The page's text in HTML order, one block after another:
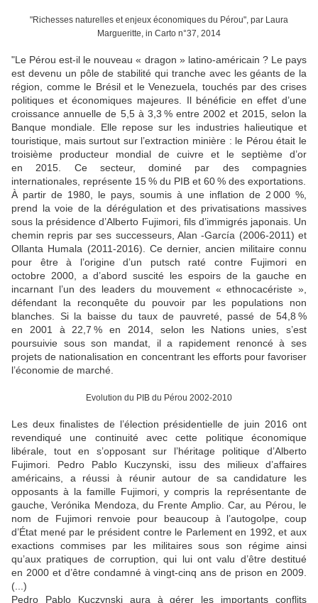
"Richesses naturelles et enjeux économiques du Pérou", par Laura
Margueritte, in Carto n°37, 2014
"Le Pérou est-il le nouveau « dragon » latino-américain ? Le pays
est devenu un pôle de stabilité qui tranche avec les géants de la
région, comme le Brésil et le Venezuela, touchés par des crises
politiques et économiques majeures. Il bénéficie en effet d’une
croissance annuelle de 5,5 à 3,3 % entre 2002 et 2015, selon la
Banque mondiale. Elle repose sur les industries halieutique et
touristique, mais surtout sur l’extraction minière : le Pérou était le
troisième producteur mondial de cuivre et le septième d’or
en 2015. Ce secteur, dominé par des compagnies
internationales, représente 15 % du PIB et 60 % des exportations.
À partir de 1980, le pays, soumis à une inflation de 2 000 %,
prend la voie de la dérégulation et des privatisations massives
sous la présidence d’Alberto Fujimori, fils d’immigrés japonais. Un
chemin repris par ses successeurs, Alan -García (2006-2011) et
Ollanta Humala (2011-2016). Ce dernier, ancien militaire connu
pour être à l’origine d’un putsch raté contre Fujimori en
octobre 2000, a d’abord suscité les espoirs de la gauche en
incarnant l’un des leaders du mouvement « ethnocacériste »,
défendant la reconquête du pouvoir par les populations non
blanches. Si la baisse du taux de pauvreté, passé de 54,8 %
en 2001 à 22,7 % en 2014, selon les Nations unies, s’est
poursuivie sous son mandat, il a rapidement renoncé à ses
projets de nationalisation en concentrant les efforts pour favoriser
l’économie de marché.
Evolution du PIB du Pérou 2002-2010
Les deux finalistes de l’élection présidentielle de juin 2016 ont
revendiqué une continuité avec cette politique économique
libérale, tout en s’opposant sur l’héritage politique d’Alberto
Fujimori. Pedro Pablo Kuczynski, issu des milieux d’affaires
américains, a réussi à réunir autour de sa candidature les
opposants à la famille Fujimori, y compris la représentante de
gauche, Verónika Mendoza, du Frente Amplio. Car, au Pérou, le
nom de Fujimori renvoie pour beaucoup à l’autogolpe, coup
d’État mené par le président contre le Parlement en 1992, et aux
exactions commises par les militaires sous son régime ainsi
qu’aux pratiques de corruption, qui lui ont valu d’être destitué
en 2000 et d’être condamné à vingt-cinq ans de prison en 2009.
(...)
Pedro Pablo Kuczynski aura à gérer les importants conflits